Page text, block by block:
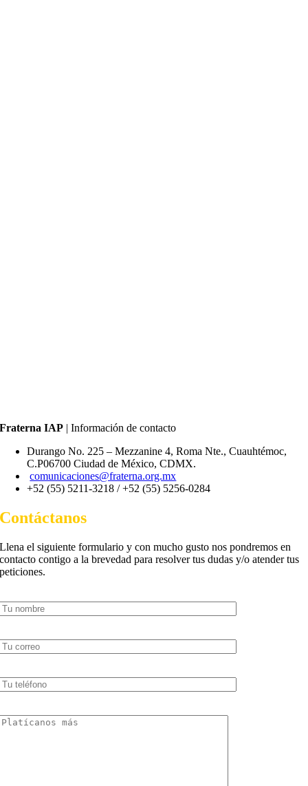
Fraterna IAP | Información de contacto
Durango No. 225 – Mezzanine 4, Roma Nte., Cuauhtémoc,
C.P06700 Ciudad de México, CDMX.
comunicaciones@fraterna.org.mx
+52 (55) 5211-3218 /+52 (55) 5256-0284
Contáctanos
Llena el siguiente formulario y con mucho gusto nos pondremos en
contacto contigo a la brevedad para resolver tus dudas y/o atender tus
peticiones.